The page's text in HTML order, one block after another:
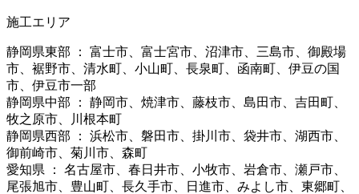
施工エリア
静岡県東部 ： 富士市、富士宮市、沼津市、三島市、御殿場
市、裾野市、清水町、小山町、長泉町、函南町、伊豆の国
市、伊豆市一部
静岡県中部 ： 静岡市、焼津市、藤枝市、島田市、吉田町、
牧之原市、川根本町
静岡県西部 ： 浜松市、磐田市、掛川市、袋井市、湖西市、
御前崎市、菊川市、森町
愛知県 ： 名古屋市、春日井市、小牧市、岩倉市、瀬戸市、
尾張旭市、豊山町、長久手市、日進市、みよし市、東郷町、